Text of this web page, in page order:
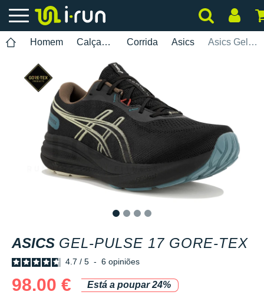
Homem Calçados Corrida Asics Asics Gel-Pulse 17 Gore-Tex
ASICS GEL-PULSE 17 GORE-TEX
4.7 / 5 - 6 opiniões
98.00 €
Está a poupar 24%